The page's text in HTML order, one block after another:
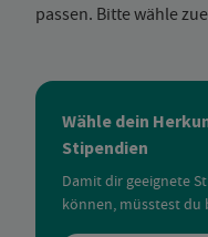
passen. Bitte wähle
Wähle dein
Stipendien
Damit dir geeignete
können, müsstest